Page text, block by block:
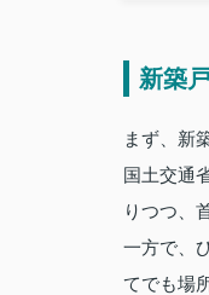
新築
まず、新
国土交通
りつつ、
一方で、
てでも場